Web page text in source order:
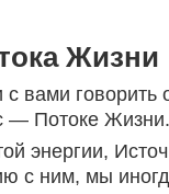
Жизни
вами говорить
— Потоке
энергии,
с ним, мы